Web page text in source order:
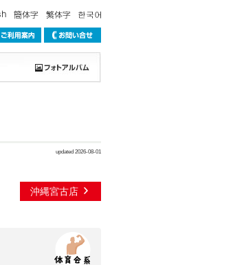
updated 2026-08-01
沖縄宮古店